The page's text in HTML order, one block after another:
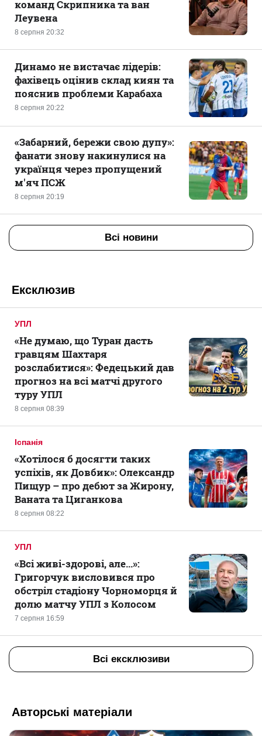
8 серпня 20:32
команд Скрипника та ван
Леувена
8 серпня 20:22
Динамо не вистачає лідерів:
фахівець оцінив склад киян та
пояснив проблеми Карабаха
8 серпня 20:19
«Забарний, бережи свою дупу»:
фанати знову накинулися на
українця через пропущений
м'яч ПСЖ
Всі новини
Ексклюзив
УПЛ
8 серпня 08:39
«Не думаю, що Туран дасть
гравцям Шахтаря
розслабитися»: Федецький дав
прогноз на всі матчі другого
туру УПЛ
Іспанія
8 серпня 08:22
«Хотілося б досягти таких
успіхів, як Довбик»: Олександр
Пищур – про дебют за Жирону,
Ваната та Циганкова
УПЛ
7 серпня 16:59
«Всі живі-здорові, але...»:
Григорчук висловився про
обстріл стадіону Чорноморця й
долю матчу УПЛ з Колосом
Всі ексклюзиви
Авторські матеріали